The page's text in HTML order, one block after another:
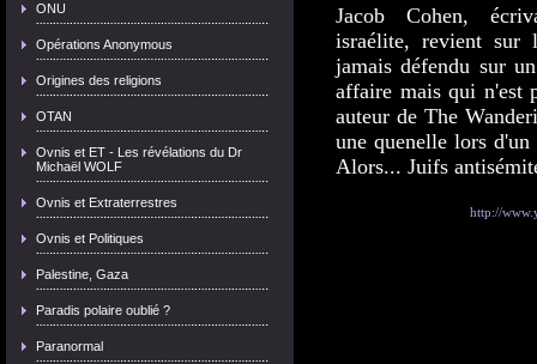
ONU
Opérations Anonymous
Origines des religions
OTAN
Ovnis et ET - Les révélations du Dr
Michaël WOLF
Ovnis et Extraterrestres
Ovnis et Politiques
Palestine, Gaza
Paradis polaire oublié ?
Paranormal
Jacob Cohen,
israélite, revient sur
jamais défendu sur
affaire mais qui n'est
auteur de The
une quenelle lors
Alors... Juifs
http://